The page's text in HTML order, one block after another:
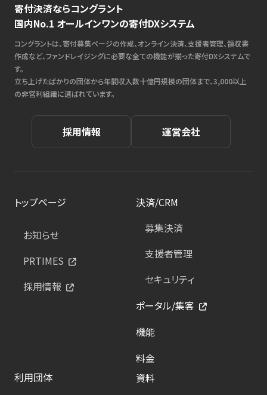
寄付決済ならコングラント
国内No.1 オールインワンの寄付DXシステム
コングラントは、寄付募集ページの作成、オンライン決済、支援者管理、領収書
作成など、ファンドレイジングに必要な全ての機能が揃った寄付DXシステムで
す。
立ち上げたばかりの団体から年間収入数十億円規模の団体まで、3,000以上
の非営利組織に選ばれています。
採用情報 運営会社
トップページ
お知らせ
PRTIMES
採用情報
決済/CRM
募集決済
支援者管理
セキュリティ
ポータル/集客
機能
料金
利用団体
資料